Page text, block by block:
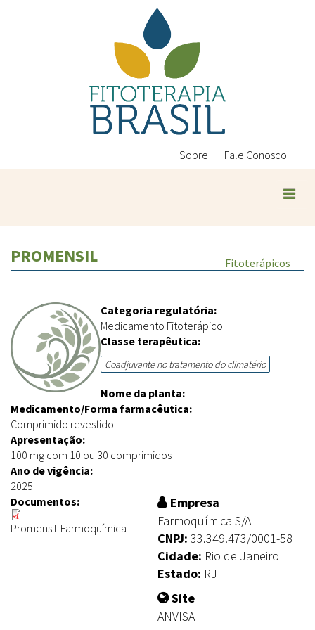
Sobre Fale Conosco
PROMENSIL Fitoterápicos
Categoria regulatória:
Medicamento Fitoterápico
Classe terapêutica:
Coadjuvante no tratamento do climatério
Nome da planta:
Medicamento/Forma farmacêutica:
Comprimido revestido
Apresentação:
100 mg com 10 ou 30 comprimidos
Ano de vigência:
2025
Empresa
Farmoquímica S/A
CNPJ: 33.349.473/0001-58
Cidade: Rio de Janeiro
Estado: RJ
Site
ANVISA
Documentos:
Promensil-Farmoquímica